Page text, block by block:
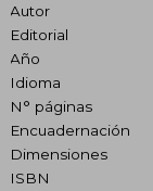
Autor
Editorial
Año
Idioma
N° páginas
Encuadernación
Dimensiones
ISBN